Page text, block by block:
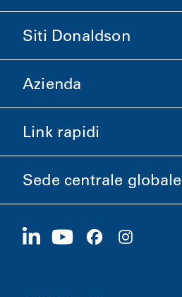
Siti Donaldson
Donaldson Life Sciences
Azienda
Informazioni aziendali
Carriere
Link rapidi
Investitori
Sostenibilità
Sede centrale globale
1400 W 94th Street